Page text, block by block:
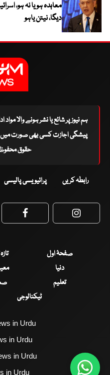
معاہدہ ہو یا نہ ہو،
دیگا، نیتن یاہو
ہم نیوز پر شائع یا نشر ہونے والا
پیشگی اجازت کسی بھی صورت میں
حقوق محفوظ
رابطہ کریں پرائیویسی پالیسی
Facebook
صفحۂ اول
دنیا
تعلیم
ٹیکنالوجی
in Urdu
in Urdu
in Urdu
in Urdu